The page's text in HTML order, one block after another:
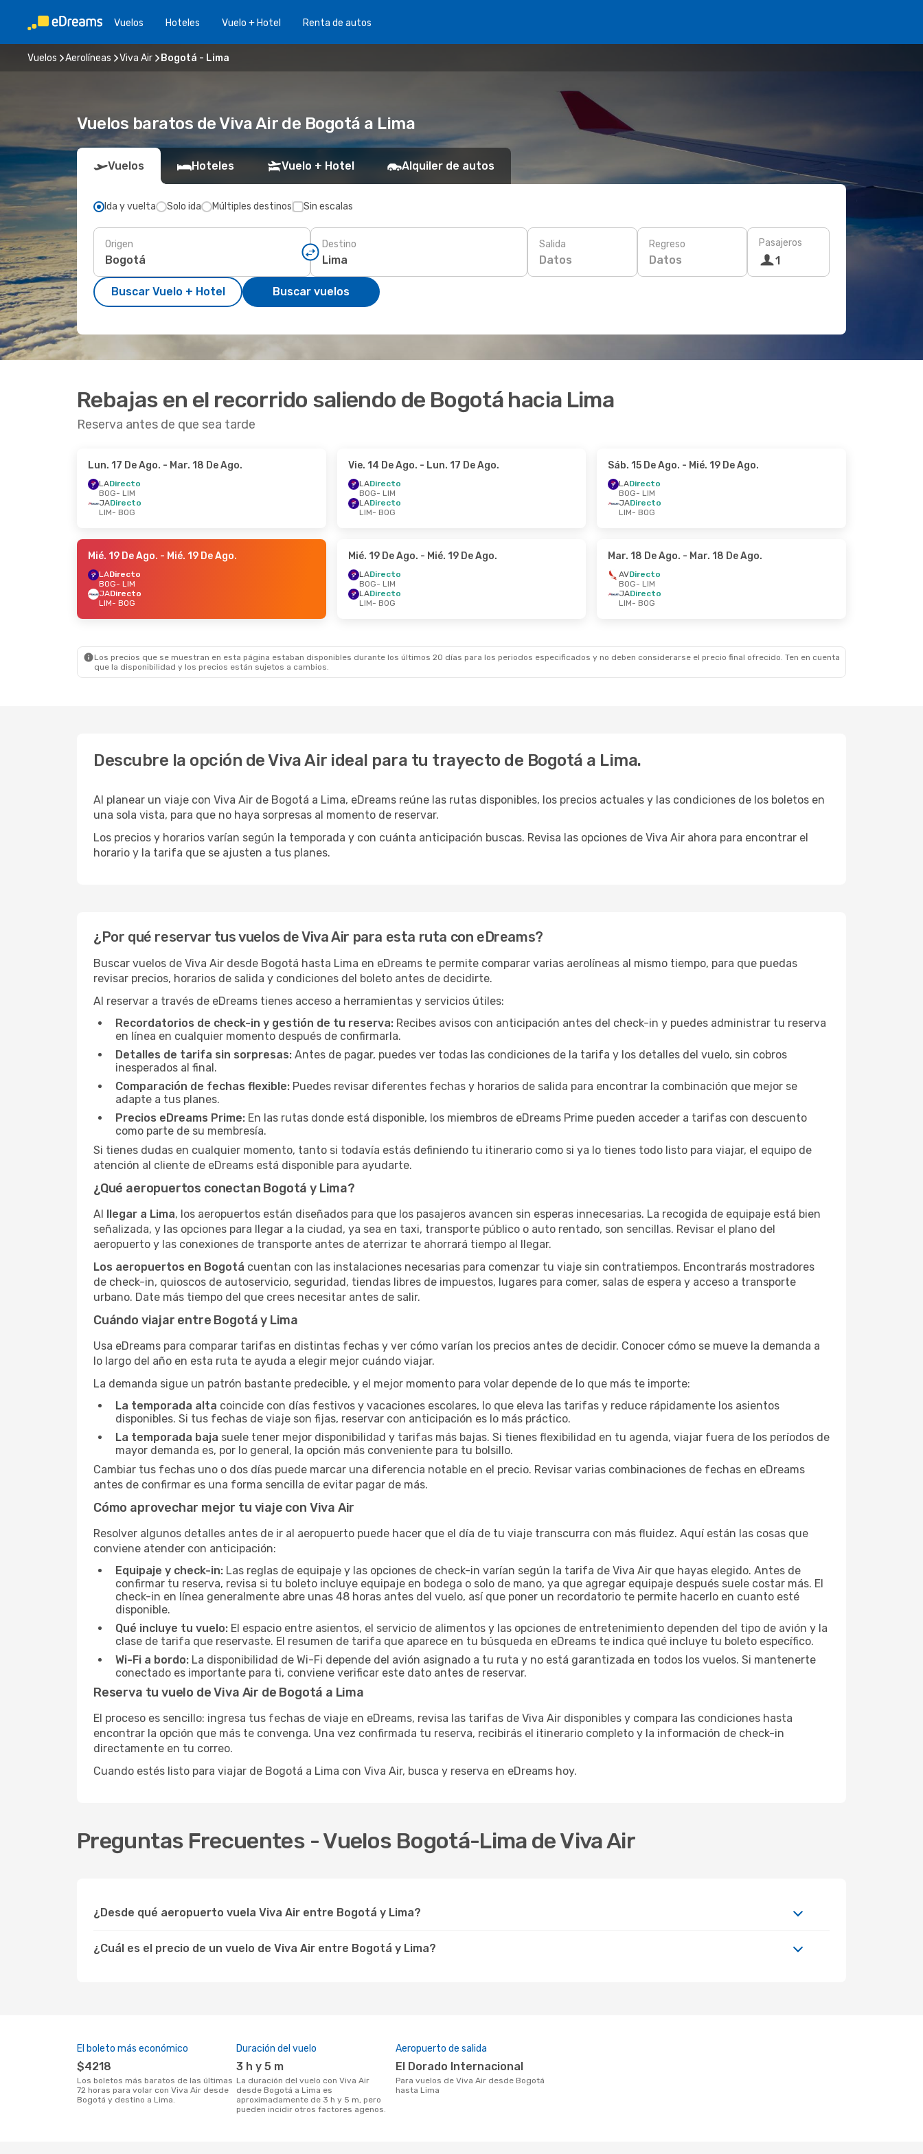
Vuelos Hoteles Vuelo + Hotel Renta de autos
Vuelos Aerolíneas Viva Air Bogotá - Lima
Vuelos baratos de Viva Air de Bogotá a Lima
Vuelos Hoteles Vuelo + Hotel Alquiler de autos
Ida y vuelta Solo ida Múltiples destinos Sin escalas
Origen Destino Salida
Datos
Regreso
Datos
Pasajeros
1
Buscar Vuelo + Hotel Buscar vuelos
Rebajas en el recorrido saliendo de Bogotá hacia Lima
Reserva antes de que sea tarde
Lun. 17 De Ago. - Mar. 18 De Ago.
LADirecto
BOG- LIM
JADirecto
LIM- BOG
Vie. 14 De Ago. - Lun. 17 De Ago.
LADirecto
BOG- LIM
LADirecto
LIM- BOG
Sáb. 15 De Ago. - Mié. 19 De Ago.
LADirecto
BOG- LIM
JADirecto
LIM- BOG
Mié. 19 De Ago. - Mié. 19 De Ago.
LADirecto
BOG- LIM
JADirecto
LIM- BOG
Mié. 19 De Ago. - Mié. 19 De Ago.
LADirecto
BOG- LIM
LADirecto
LIM- BOG
Mar. 18 De Ago. - Mar. 18 De Ago.
AVDirecto
BOG- LIM
JADirecto
LIM- BOG
Los precios que se muestran en esta página estaban disponibles durante los últimos 20 días para los periodos especificados y no deben considerarse el precio final ofrecido. Ten en cuenta
que la disponibilidad y los precios están sujetos a cambios.
Descubre la opción de Viva Air ideal para tu trayecto de Bogotá a Lima.
Al planear un viaje con Viva Air de Bogotá a Lima, eDreams reúne las rutas disponibles, los precios actuales y las condiciones de los boletos en
una sola vista, para que no haya sorpresas al momento de reservar.
Los precios y horarios varían según la temporada y con cuánta anticipación buscas. Revisa las opciones de Viva Air ahora para encontrar el
horario y la tarifa que se ajusten a tus planes.
¿Por qué reservar tus vuelos de Viva Air para esta ruta con eDreams?
Buscar vuelos de Viva Air desde Bogotá hasta Lima en eDreams te permite comparar varias aerolíneas al mismo tiempo, para que puedas
revisar precios, horarios de salida y condiciones del boleto antes de decidirte.
Al reservar a través de eDreams tienes acceso a herramientas y servicios útiles:
Recordatorios de check-in y gestión de tu reserva: Recibes avisos con anticipación antes del check-in y puedes administrar tu reserva
en línea en cualquier momento después de confirmarla.
Detalles de tarifa sin sorpresas: Antes de pagar, puedes ver todas las condiciones de la tarifa y los detalles del vuelo, sin cobros
inesperados al final.
Comparación de fechas flexible: Puedes revisar diferentes fechas y horarios de salida para encontrar la combinación que mejor se
adapte a tus planes.
Precios eDreams Prime: En las rutas donde está disponible, los miembros de eDreams Prime pueden acceder a tarifas con descuento
como parte de su membresía.
Si tienes dudas en cualquier momento, tanto si todavía estás definiendo tu itinerario como si ya lo tienes todo listo para viajar, el equipo de
atención al cliente de eDreams está disponible para ayudarte.
¿Qué aeropuertos conectan Bogotá y Lima?
Al llegar a Lima, los aeropuertos están diseñados para que los pasajeros avancen sin esperas innecesarias. La recogida de equipaje está bien
señalizada, y las opciones para llegar a la ciudad, ya sea en taxi, transporte público o auto rentado, son sencillas. Revisar el plano del
aeropuerto y las conexiones de transporte antes de aterrizar te ahorrará tiempo al llegar.
Los aeropuertos en Bogotá cuentan con las instalaciones necesarias para comenzar tu viaje sin contratiempos. Encontrarás mostradores
de check-in, quioscos de autoservicio, seguridad, tiendas libres de impuestos, lugares para comer, salas de espera y acceso a transporte
urbano. Date más tiempo del que crees necesitar antes de salir.
Cuándo viajar entre Bogotá y Lima
Usa eDreams para comparar tarifas en distintas fechas y ver cómo varían los precios antes de decidir. Conocer cómo se mueve la demanda a
lo largo del año en esta ruta te ayuda a elegir mejor cuándo viajar.
La demanda sigue un patrón bastante predecible, y el mejor momento para volar depende de lo que más te importe:
La temporada alta coincide con días festivos y vacaciones escolares, lo que eleva las tarifas y reduce rápidamente los asientos
disponibles. Si tus fechas de viaje son fijas, reservar con anticipación es lo más práctico.
La temporada baja suele tener mejor disponibilidad y tarifas más bajas. Si tienes flexibilidad en tu agenda, viajar fuera de los períodos de
mayor demanda es, por lo general, la opción más conveniente para tu bolsillo.
Cambiar tus fechas uno o dos días puede marcar una diferencia notable en el precio. Revisar varias combinaciones de fechas en eDreams
antes de confirmar es una forma sencilla de evitar pagar de más.
Cómo aprovechar mejor tu viaje con Viva Air
Resolver algunos detalles antes de ir al aeropuerto puede hacer que el día de tu viaje transcurra con más fluidez. Aquí están las cosas que
conviene atender con anticipación:
Equipaje y check-in: Las reglas de equipaje y las opciones de check-in varían según la tarifa de Viva Air que hayas elegido. Antes de
confirmar tu reserva, revisa si tu boleto incluye equipaje en bodega o solo de mano, ya que agregar equipaje después suele costar más. El
check-in en línea generalmente abre unas 48 horas antes del vuelo, así que poner un recordatorio te permite hacerlo en cuanto esté
disponible.
Qué incluye tu vuelo: El espacio entre asientos, el servicio de alimentos y las opciones de entretenimiento dependen del tipo de avión y la
clase de tarifa que reservaste. El resumen de tarifa que aparece en tu búsqueda en eDreams te indica qué incluye tu boleto específico.
Wi-Fi a bordo: La disponibilidad de Wi-Fi depende del avión asignado a tu ruta y no está garantizada en todos los vuelos. Si mantenerte
conectado es importante para ti, conviene verificar este dato antes de reservar.
Reserva tu vuelo de Viva Air de Bogotá a Lima
El proceso es sencillo: ingresa tus fechas de viaje en eDreams, revisa las tarifas de Viva Air disponibles y compara las condiciones hasta
encontrar la opción que más te convenga. Una vez confirmada tu reserva, recibirás el itinerario completo y la información de check-in
directamente en tu correo.
Cuando estés listo para viajar de Bogotá a Lima con Viva Air, busca y reserva en eDreams hoy.
Preguntas Frecuentes - Vuelos Bogotá-Lima de Viva Air
¿Desde qué aeropuerto vuela Viva Air entre Bogotá y Lima?
¿Cuál es el precio de un vuelo de Viva Air entre Bogotá y Lima?
El boleto más económico
$4218
Los boletos más baratos de las últimas
72 horas para volar con Viva Air desde
Bogotá y destino a Lima.
Duración del vuelo
3 h y 5 m
La duración del vuelo con Viva Air
desde Bogotá a Lima es
aproximadamente de 3 h y 5 m, pero
pueden incidir otros factores agenos.
Aeropuerto de salida
El Dorado Internacional
Para vuelos de Viva Air desde Bogotá
hasta Lima